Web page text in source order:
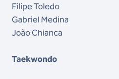
Filipe Toledo
Gabriel Medina
João Chianca
Taekwondo